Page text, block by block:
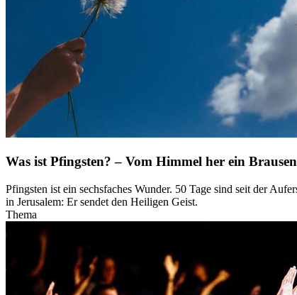
Was ist Pfingsten? – Vom Himmel her ein Brausen
Pfingsten ist ein sechsfaches Wunder. 50 Tage sind seit der
in Jerusalem: Er sendet den Heiligen Geist.
Thema